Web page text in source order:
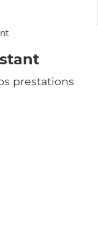
prestations